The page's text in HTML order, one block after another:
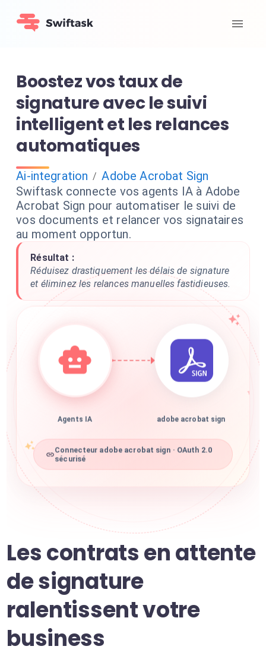
Boostez vos taux de
signature avec le suivi
intelligent et les relances
automatiques
Ai-integration / Adobe Acrobat Sign
Swiftask connecte vos agents IA à Adobe
Acrobat Sign pour automatiser le suivi de
vos documents et relancer vos signataires
au moment opportun.
Résultat :
Réduisez drastiquement les délais de signature
et éliminez les relances manuelles fastidieuses.
Agents IA adobe acrobat sign
Connecteur adobe acrobat sign · OAuth 2.0
sécurisé
Les contrats en attente
de signature
ralentissent votre
business